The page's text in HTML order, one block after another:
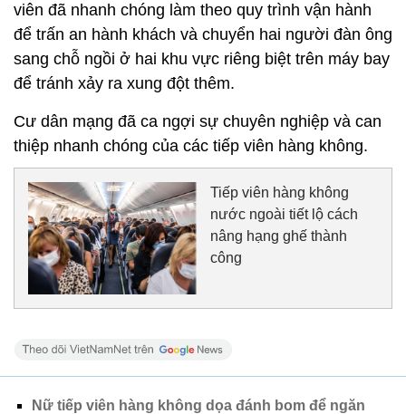
viên đã nhanh chóng làm theo quy trình vận hành
để trấn an hành khách và chuyển hai người đàn ông
sang chỗ ngồi ở hai khu vực riêng biệt trên máy bay
để tránh xảy ra xung đột thêm.
Cư dân mạng đã ca ngợi sự chuyên nghiệp và can
thiệp nhanh chóng của các tiếp viên hàng không.
Tiếp viên hàng không
nước ngoài tiết lộ cách
nâng hạng ghế thành
công
Nữ tiếp viên hàng không dọa đánh bom để ngăn